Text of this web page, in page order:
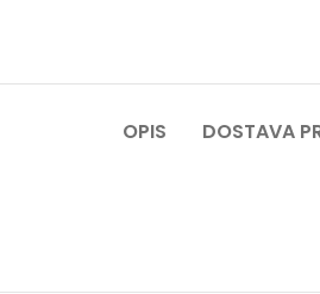
OPIS DOSTAVA